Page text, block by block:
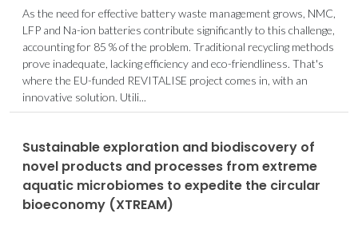
As the need for effective battery waste management grows, NMC,
LFP and Na-ion batteries contribute significantly to this challenge,
accounting for 85 % of the problem. Traditional recycling methods
prove inadequate, lacking efficiency and eco-friendliness. That's
where the EU-funded REVITALISE project comes in, with an
innovative solution. Utili...
Sustainable exploration and biodiscovery of
novel products and processes from extreme
aquatic microbiomes to expedite the circular
bioeconomy (XTREAM)